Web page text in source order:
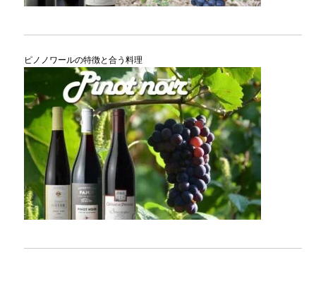
ピノノワールの特徴と合う料理